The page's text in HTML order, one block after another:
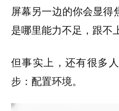
屏幕另一边的你会显得
是哪里能力不足，跟不
但事实上，还有很多
步：配置环境。